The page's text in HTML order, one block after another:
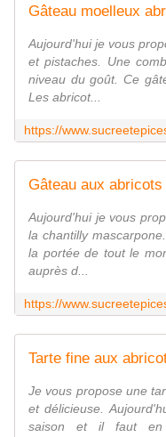
Aujourd'hui je vous
et pistaches. Une
niveau du goût. Ce
Les abricot...
Aujourd'hui je vous
la chantilly
la portée de tout le
auprès d...
Tarte fine aux
Je vous propose une
et délicieuse.
saison et il faut en